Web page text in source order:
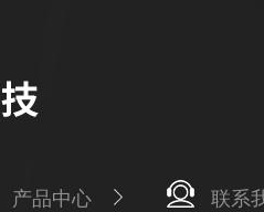
产品中心 联系